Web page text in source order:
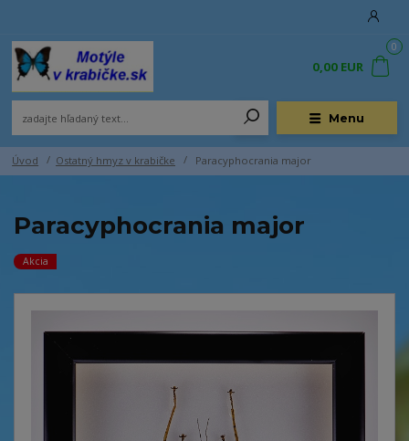
Menu
0
0,00 EUR
Úvod Ostatný hmyz v krabičke Paracyphocrania major
Paracyphocrania major
Akcia